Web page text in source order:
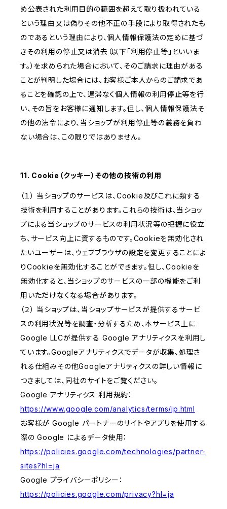
め公表された利用目的の範囲を超えて取り扱われている
という理由又は偽りその他不正の手段により取得されたも
のであるという理由により、個人情報保護法の定めに基づ
きその利用の停止又は消去（以下「利用停止等」といいま
す。）を求められた場合において、そのご請求に理由がある
ことが判明した場合には、お客様ご本人からのご請求であ
ることを確認の上で、遅滞なく個人情報の利用停止等を行
い、その旨をお客様に通知します。但し、個人情報保護法そ
の他の法令により、当ショップが利用停止等の義務を負わ
ない場合は、この限りではありません。
11. Cookie（クッキー）その他の技術の利用
（１） 当ショップのサービスは、Cookie及びこれに類する
技術を利用することがあります。これらの技術は、当ショッ
プによる当ショップのサービスの利用状況等の把握に役立
ち、サービス向上に資するものです。Cookieを無効化され
たいユーザーは、ウェブブラウザの設定を変更することによ
りCookieを無効化することができます。但し、Cookieを
無効化すると、当ショップのサービスの一部の機能をご利
用いただけなくなる場合があります。
（２） 当ショップは、当ショップサービスが提供するサービ
スの利用状況等を調査・分析するため、本サービス上に
Google LLCが提供する Google アナリティクスを利用し
ています。Googleアナリティクスでデータが収集、処理さ
れる仕組みその他Googleアナリティクスの詳しい情報に
つきましては、同社のサイトをご覧ください。
Google アナリティクス 利用規約：
https://www.google.com/analytics/terms/jp.html
お客様が Google パートナーのサイトやアプリを使用する
際の Google によるデータ使用：
https://policies.google.com/technologies/partner-
sites?hl=ja
Google プライバシーポリシー：
https://policies.google.com/privacy?hl=ja